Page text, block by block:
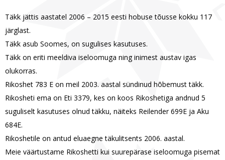
Täkk jättis aastatel 2006 – 2015 eesti hobuse tõusse kokku 117
järglast.
Täkk asub Soomes, on sugulises kasutuses.
Täkk on eriti meeldiva iseloomuga ning inimest austav igas
olukorras.
Rikoshet 783 E on meil 2003. aastal sündinud hõbemust täkk.
Rikosheti ema on Eti 3379, kes on koos Rikoshetiga andnud 5
suguliselt kasutuses olnud täkku, näiteks Reilender 699E ja Aku
684E.
Rikoshetile on antud eluaegne täkulitsents 2006. aastal.
Meie väärtustame Rikoshetti kui suurepärase iseloomuga pisemat